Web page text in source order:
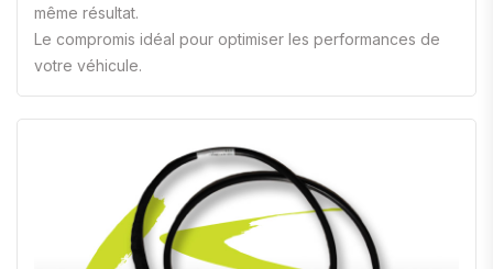
même résultat.
Le compromis idéal pour optimiser les performances de
votre véhicule.